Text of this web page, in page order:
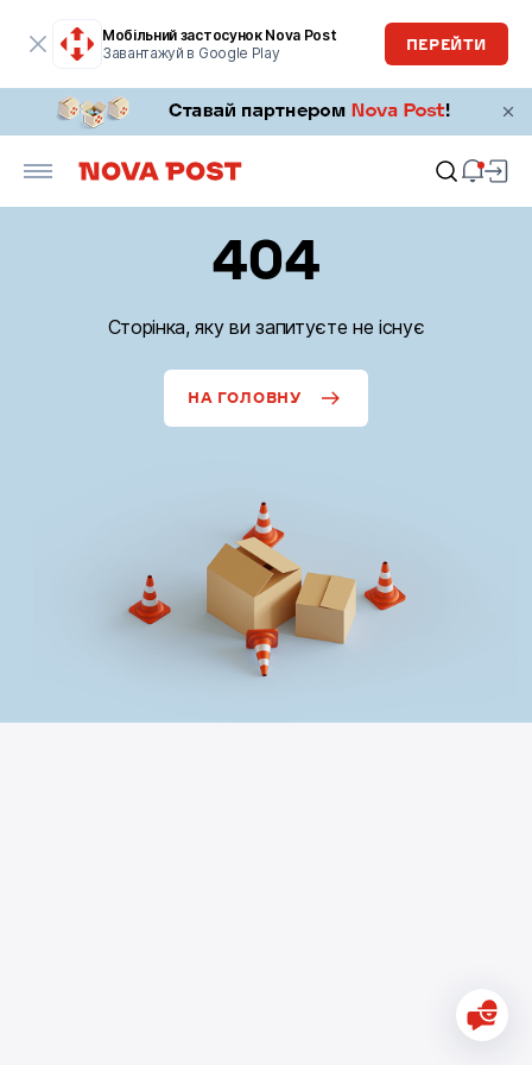
Мобільний застосунок Nova Post
Завантажуй в Google Play
ПЕРЕЙТИ
404
Сторінка, яку ви запитуєте не існує
НА ГОЛОВНУ